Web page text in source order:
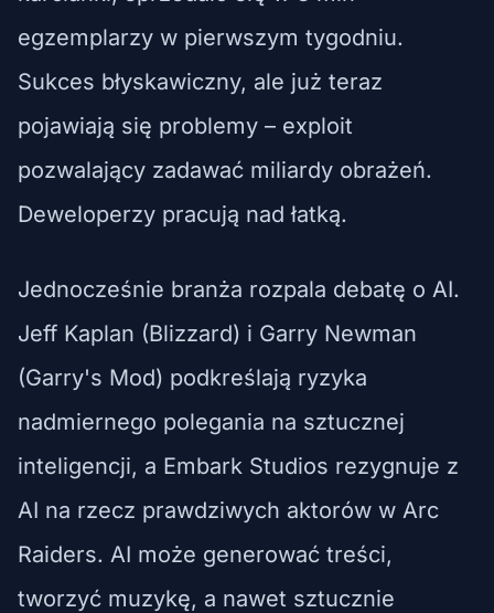
egzemplarzy w pierwszym tygodniu.
Sukces błyskawiczny, ale już teraz
pojawiają się problemy – exploit
pozwalający zadawać miliardy obrażeń.
Deweloperzy pracują nad łatką.
Jednocześnie branża rozpala debatę o AI.
Jeff Kaplan (Blizzard) i Garry Newman
(Garry's Mod) podkreślają ryzyka
nadmiernego polegania na sztucznej
inteligencji, a Embark Studios rezygnuje z
AI na rzecz prawdziwych aktorów w Arc
Raiders. AI może generować treści,
tworzyć muzykę, a nawet sztucznie